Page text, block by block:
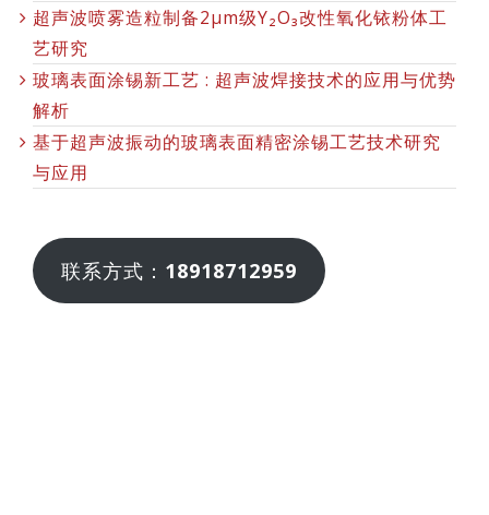
超声波喷雾造粒制备2μm级Y₂O₃改性氧化铱粉体工
艺研究
玻璃表面涂锡新工艺 : 超声波焊接技术的应用与优势
解析
基于超声波振动的玻璃表面精密涂锡工艺技术研究
与应用
联系方式： 18918712959